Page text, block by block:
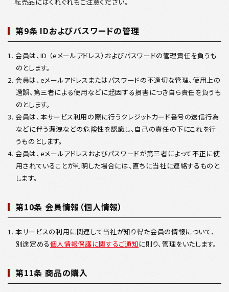
第9条 IDおよびパスワードの管理
1. 会員は、ID （eメールアドレス）およびパスワードの管理責任を負うも
のとします。
2. 会員は、eメールアドレスまたはパスワードの不適切な管理、使用上の
過誤、第三者による使用などに起因する損害につき自ら責任を負うも
のとします。
3. 会員は、本サービス利用の際に行うクレジットカード番号の送信行為
などに伴う漏洩などの危険性を認識し、自己の責任の下にこれを行
うものとします。
4. 会員は、eメールアドレスおよびパスワードが第三者によって不正に使
用されていることが判明した場合には、直ちに当社に連絡するものと
します。
第10条 会員情報（個人情報）
1. 本サービスの利用に関連して当社が知り得た会員の情報について、
別途定める個人情報保護に関するご通知に則り、管理をいたします。
第11条 商品の購入